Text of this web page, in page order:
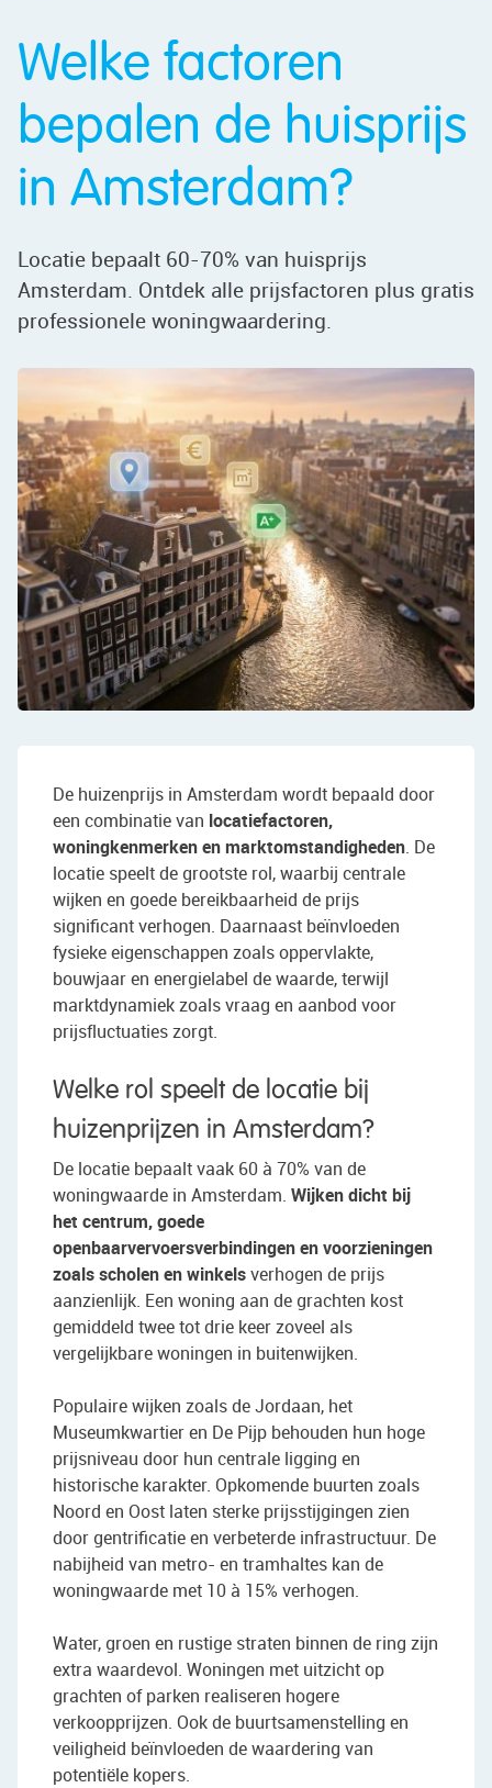
Welke factoren
bepalen de huisprijs
in Amsterdam?
Locatie bepaalt 60-70% van huisprijs
Amsterdam. Ontdek alle prijsfactoren plus gratis
professionele woningwaardering.
De huizenprijs in Amsterdam wordt bepaald door
een combinatie van locatiefactoren,
woningkenmerken en marktomstandigheden. De
locatie speelt de grootste rol, waarbij centrale
wijken en goede bereikbaarheid de prijs
significant verhogen. Daarnaast beïnvloeden
fysieke eigenschappen zoals oppervlakte,
bouwjaar en energielabel de waarde, terwijl
marktdynamiek zoals vraag en aanbod voor
prijsfluctuaties zorgt.
Welke rol speelt de locatie bij
huizenprijzen in Amsterdam?
De locatie bepaalt vaak 60 à 70% van de
woningwaarde in Amsterdam. Wijken dicht bij
het centrum, goede
openbaarvervoersverbindingen en voorzieningen
zoals scholen en winkelsverhogen de prijs
aanzienlijk. Een woning aan de grachten kost
gemiddeld twee tot drie keer zoveel als
vergelijkbare woningen in buitenwijken.
Populaire wijken zoals de Jordaan, het
Museumkwartier en De Pijp behouden hun hoge
prijsniveau door hun centrale ligging en
historische karakter. Opkomende buurten zoals
Noord en Oost laten sterke prijsstijgingen zien
door gentrificatie en verbeterde infrastructuur. De
nabijheid van metro- en tramhaltes kan de
woningwaarde met 10 à 15% verhogen.
Water, groen en rustige straten binnen de ring zijn
extra waardevol. Woningen met uitzicht op
grachten of parken realiseren hogere
verkoopprijzen. Ook de buurtsamenstelling en
veiligheid beïnvloeden de waardering van
potentiële kopers.